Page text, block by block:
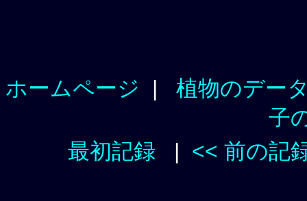
ホームページ | 植物のデー
子
最初記録 | << 前の記